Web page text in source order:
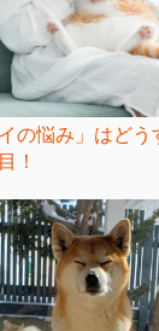
の悩み」はど
！